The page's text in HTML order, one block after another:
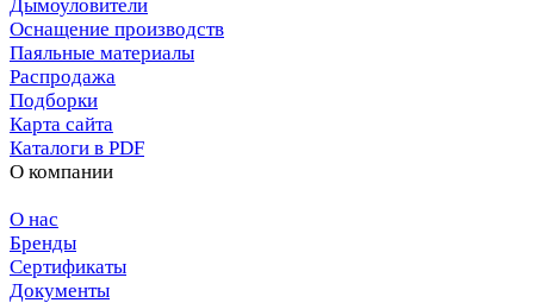
Дымоуловители
Оснащение производств
Паяльные материалы
Распродажа
Подборки
Карта сайта
Каталоги в PDF
О компании
О нас
Бренды
Сертификаты
Документы